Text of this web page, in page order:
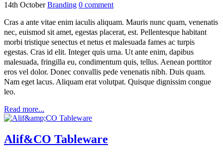
14th OctoberBranding 0 comment
Cras a ante vitae enim iaculis aliquam. Mauris nunc quam, venenatis
nec, euismod sit amet, egestas placerat, est. Pellentesque habitant
morbi tristique senectus et netus et malesuada fames ac turpis
egestas. Cras id elit. Integer quis urna. Ut ante enim, dapibus
malesuada, fringilla eu, condimentum quis, tellus. Aenean porttitor
eros vel dolor. Donec convallis pede venenatis nibh. Duis quam.
Nam eget lacus. Aliquam erat volutpat. Quisque dignissim congue
leo.
Read more...
Alif&CO Tableware